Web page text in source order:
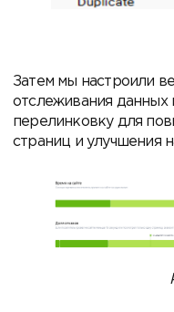
Затем мы настроили
отслеживания
перелинковку для
страниц и улучшения